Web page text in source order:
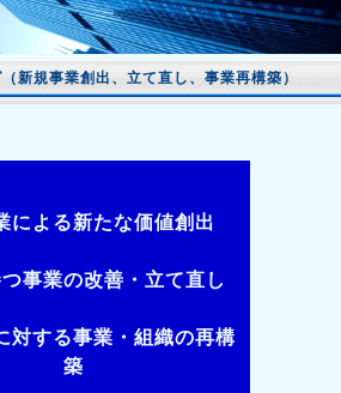
新規事業創出、立て直し、事業再構築）
による新たな価値創出
事業の改善・立て直し
対する事業・組織の再構
築